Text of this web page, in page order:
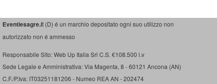
Eventiesagre.it (D) é un marchio depositato ogni suo utilizzo non
autorizzato non é ammesso
Responsabile Sito: Web Up Italia Srl C.S. €108.500 i.v
Sede Legale e Amministrativa: Via Magenta, 8 - 60121 Ancona (AN)
C.F./P.Iva: IT03251181206 - Numeo REA AN - 202474